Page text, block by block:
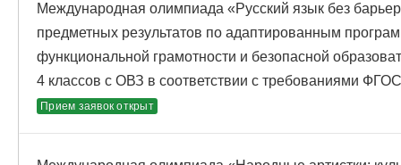
Международная олимпиада «Русский язык без
предметных результатов по адаптированным
функциональной грамотности и безопасной
4 классов с ОВЗ в соответствии с требованиями
Прием заявок открыт